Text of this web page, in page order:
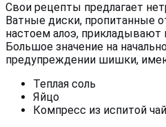
Свои рецепты предлагает
Ватные диски, пропитанные
настоем алоэ, прикладывают
Большое значение на
предупреждении шишки,
Теплая соль
Яйцо
Компресс из испитой